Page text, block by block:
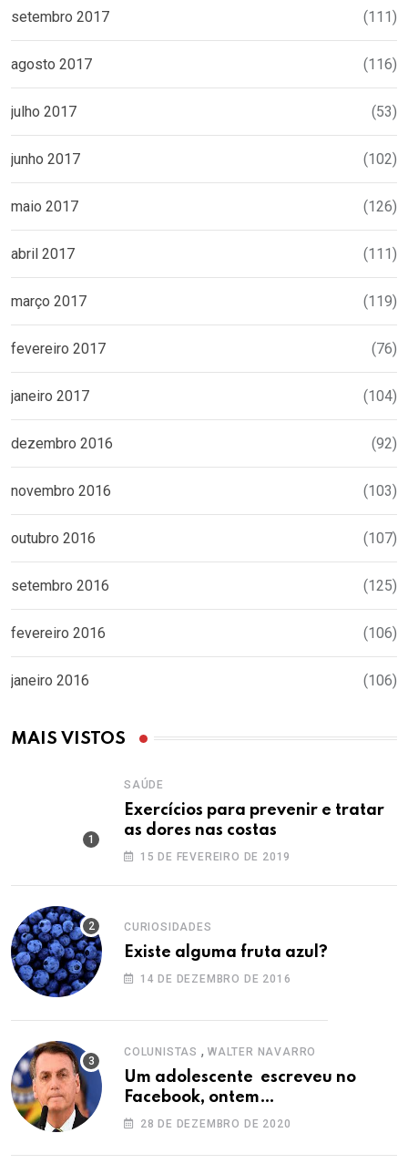
setembro 2017 (111)
agosto 2017 (116)
julho 2017 (53)
junho 2017 (102)
maio 2017 (126)
abril 2017 (111)
março 2017 (119)
fevereiro 2017 (76)
janeiro 2017 (104)
dezembro 2016 (92)
novembro 2016 (103)
outubro 2016 (107)
setembro 2016 (125)
fevereiro 2016 (106)
janeiro 2016 (106)
MAIS VISTOS
SAÚDE
Exercícios para prevenir e tratar
as dores nas costas
15 DE FEVEREIRO DE 2019
CURIOSIDADES
Existe alguma fruta azul?
14 DE DEZEMBRO DE 2016
COLUNISTAS , WALTER NAVARRO
Um adolescente escreveu no
Facebook, ontem…
28 DE DEZEMBRO DE 2020